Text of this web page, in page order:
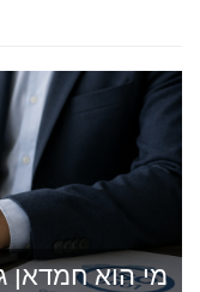
מי הוא חמדאן